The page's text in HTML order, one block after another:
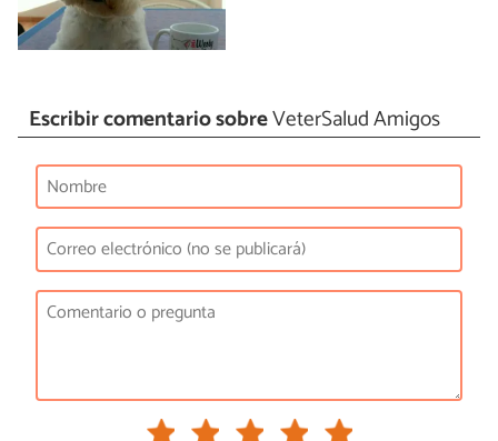
Escribir comentario sobreVeterSalud Amigos